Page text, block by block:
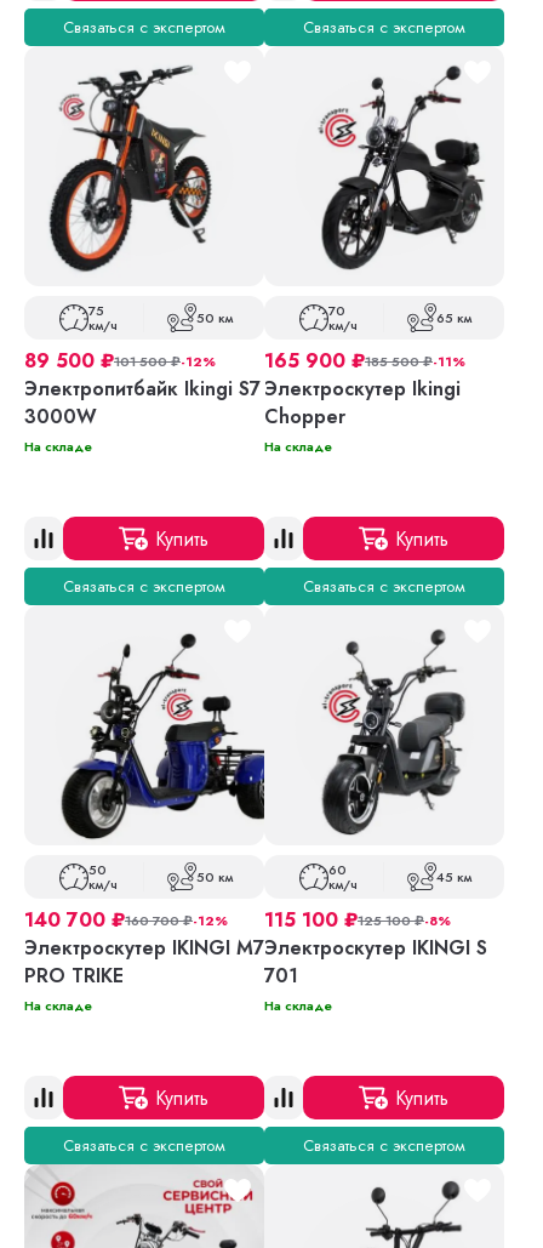
Связаться с экспертом Связаться с экспертом
75
км/ч 50 км
89 500 ₽101 500₽-12%
Электропитбайк Ikingi S7
3000W
На складе
Купить
Связаться с экспертом
70
км/ч 65 км
165 900 ₽185 500₽-11%
Электроскутер Ikingi
Chopper
На складе
Купить
Связаться с экспертом
50
км/ч 50 км
140 700 ₽160 700₽-12%
Электроскутер IKINGI M7
PRO TRIKE
На складе
Купить
Связаться с экспертом
60
км/ч 45 км
115 100 ₽125 100₽-8%
Электроскутер IKINGI S
701
На складе
Купить
Связаться с экспертом